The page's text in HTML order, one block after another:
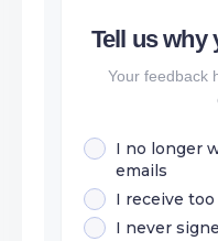
Tell us why
Your feedback
I no longer
emails
I receive
I never